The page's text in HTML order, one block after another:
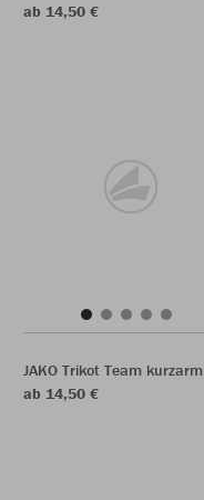
ab 14,50 €
JAKO Trikot Team kurzarm
ab 14,50 €